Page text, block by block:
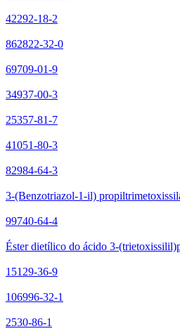
42292-18-2
862822-32-0
69709-01-9
34937-00-3
25357-81-7
41051-80-3
82984-64-3
3-(Benzotriazol-1-il)
99740-64-4
Éster dietílico do ácido 3-
15129-36-9
106996-32-1
2530-86-1